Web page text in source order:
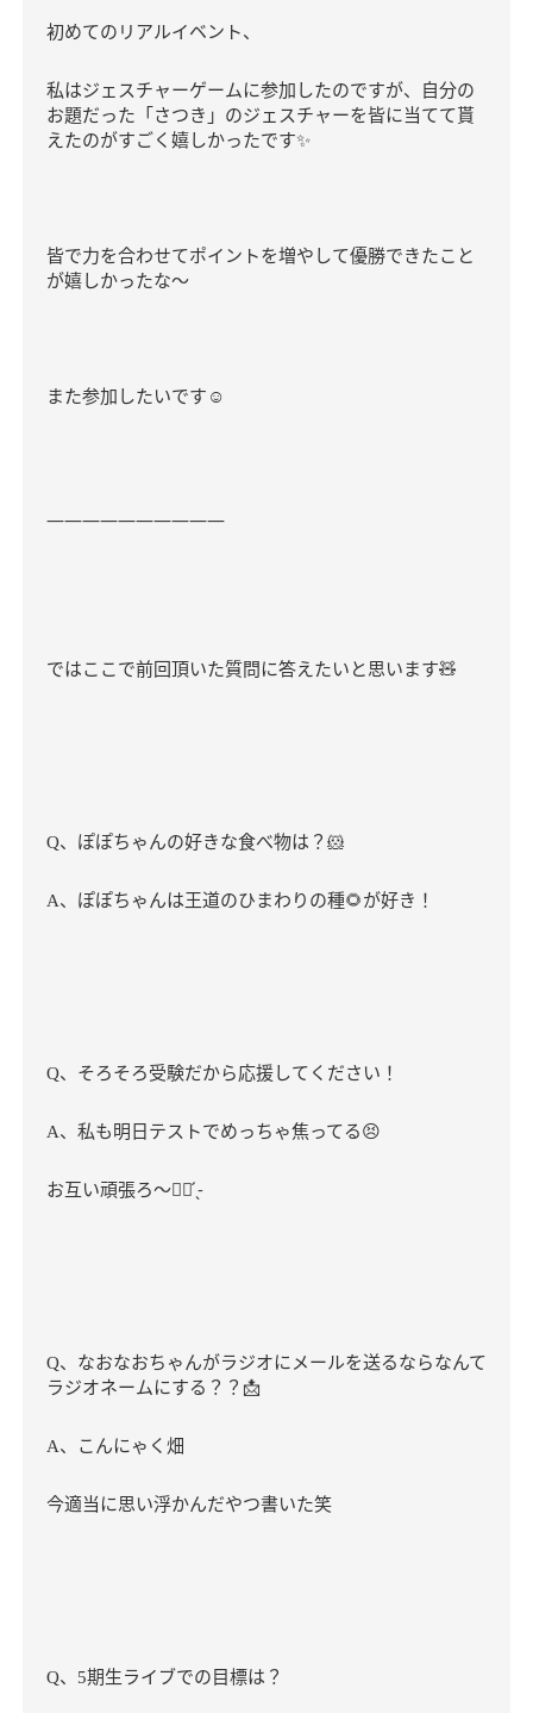
初めてのリアルイベント、
私はジェスチャーゲームに参加したのですが、自分の
お題だった「さつき」のジェスチャーを皆に当てて貰
えたのがすごく嬉しかったです✨
皆で力を合わせてポイントを増やして優勝できたこと
が嬉しかったな～
また参加したいです ☺️
――――――――――
ではここで前回頂いた質問に答えたいと思います🧸
Q、ぽぽちゃんの好きな食べ物は？ 🐹
A、ぽぽちゃんは王道のひまわりの種🌻が好き！
Q、そろそろ受験だから応援してください！
A、私も明日テストでめっちゃ焦ってる😣
お互い頑張ろ～✊🏻 ̖́-‬
Q、なおなおちゃんがラジオにメールを送るならなんて
ラジオネームにする？？ 📩
A、こんにゃく畑
今適当に思い浮かんだやつ書いた笑
Q、 5期生ライブでの目標は？